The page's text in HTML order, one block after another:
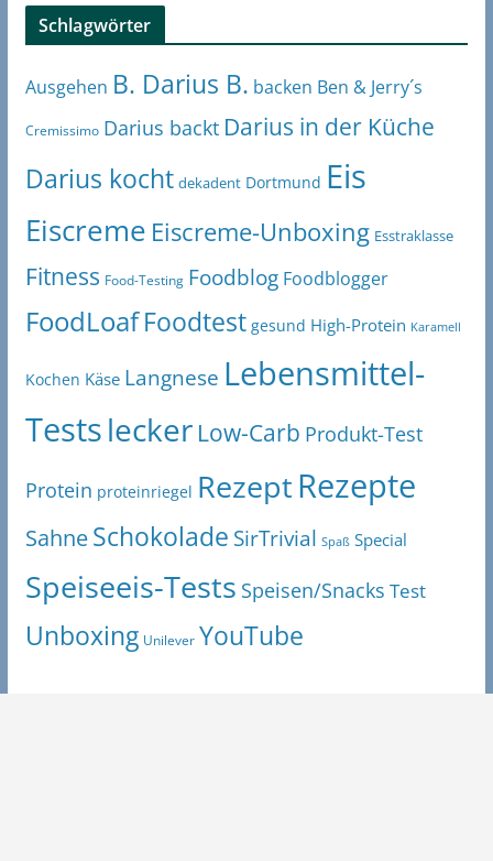
Schlagwörter
Ausgehen B. Darius B. backen Ben & Jerry´s
Cremissimo Darius backt Darius in der Küche
Darius kocht dekadent Dortmund Eis
Eiscreme Eiscreme-Unboxing Esstraklasse
Fitness Food-Testing Foodblog Foodblogger
FoodLoaf Foodtest gesund High-Protein Karamell
Kochen Käse Langnese Lebensmittel-
Testslecker Low-Carb Produkt-Test
Protein proteinriegel RezeptRezepte
SahneSchokolade SirTrivial Spaß Special
Speiseeis-Tests Speisen/Snacks Test
Unboxing Unilever YouTube